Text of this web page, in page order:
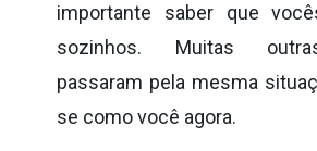
importante saber que
sozinhos. Muitas
passaram pela mesma
se como você agora.